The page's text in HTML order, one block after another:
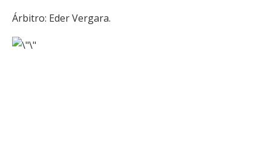
Árbitro: Eder Vergara.